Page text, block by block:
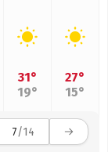
31°
19°
27°
15°
7/14